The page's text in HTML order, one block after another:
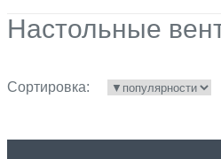
Настольные
Сортировка: